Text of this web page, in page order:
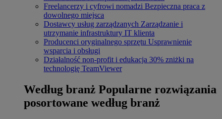
Freelancerzy i cyfrowi nomadzi Bezpieczna praca z
dowolnego miejsca
Dostawcy usług zarządzanych Zarządzanie i
utrzymanie infrastruktury IT klienta
Producenci oryginalnego sprzętu Usprawnienie
wsparcia i obsługi
Działalność non-profit i edukacja 30% zniżki na
technologię TeamViewer
Według branż Popularne rozwiązania
posortowane według branż